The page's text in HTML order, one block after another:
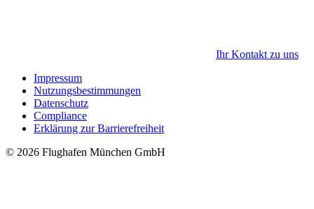
Ihr Kontakt zu uns
Impressum
Nutzungsbestimmungen
Datenschutz
Compliance
Erklärung zur Barrierefreiheit
© 2026 Flughafen München GmbH